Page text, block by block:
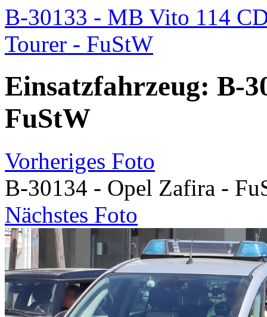
B-30133 - MB Vito 114
Tourer - FuStW
Einsatzfahrzeug: B-
FuStW
Vorheriges Foto
B-30134 - Opel Zafira -
Nächstes Foto